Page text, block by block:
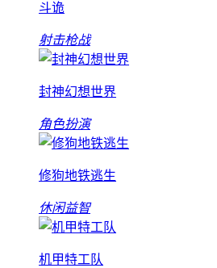
斗诡
射击枪战
封神幻想世界
角色扮演
修狗地铁逃生
休闲益智
机甲特工队